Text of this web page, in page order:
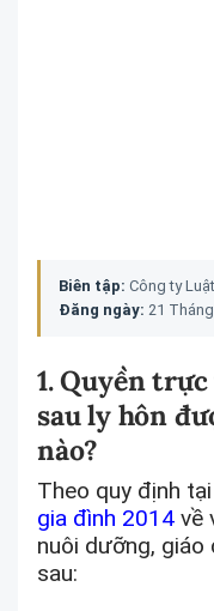
Biên tập: Công ty
Đăng ngày: 21
1. Quyền
sau ly hôn
nào?
Theo quy định tại
gia đình 2014 về
nuôi dưỡng, giáo
sau: